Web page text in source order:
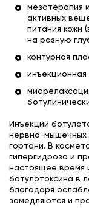
мезотерапия
активных
питания кожи
на разную
контурная
инъекционная
Инъекции
нервно-мышечных
гортани. В
гипергидроза и
настоящее время
ботулотоксина в
благодаря
замедляются и